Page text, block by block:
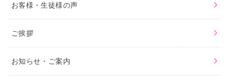
お客様・生徒様の声
ご挨拶
お知らせ・ご案内